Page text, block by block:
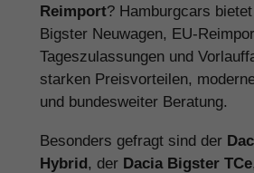
Reimport? Hamburgcars
Bigster Neuwagen, EU-
Tageszulassungen und
starken Preisvorteilen,
und bundesweiter Beratung.
Besonders gefragt sind der
Hybrid, der Dacia Bigster TCe